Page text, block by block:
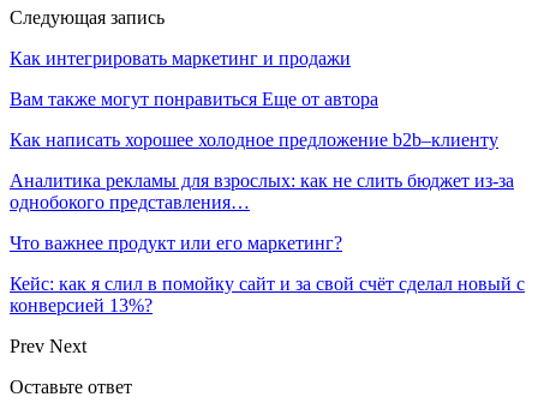
Следующая запись
Как интегрировать маркетинг и продажи
Вам также могут понравиться Еще от автора
Как написать хорошее холодное предложение b2b–клиенту
Аналитика рекламы для взрослых: как не слить бюджет из-за
однобокого представления…
Что важнее продукт или его маркетинг?
Кейс: как я слил в помойку сайт и за свой счёт сделал новый с
конверсией 13%?
Prev Next
Оставьте ответ